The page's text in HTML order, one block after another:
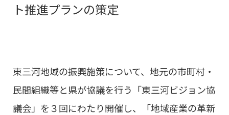
ト推進プランの策定
東三河地域の振興施策について、地元の市町村・
民間組織等と県が協議を行う「東三河ビジョン協
議会」を３回にわたり開催し、「地域産業の革新